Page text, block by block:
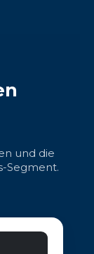
und die
Segment.